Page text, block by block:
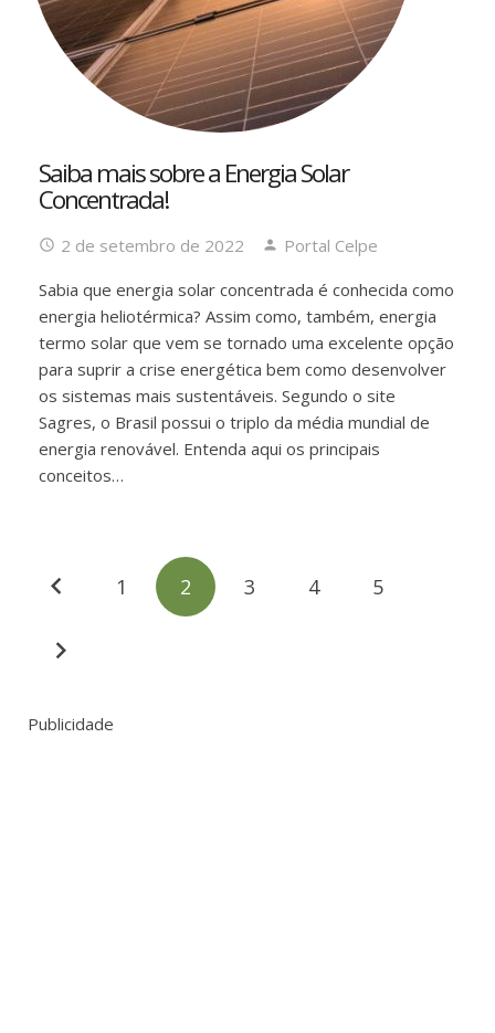
Saiba mais sobre a Energia Solar
Concentrada!
2 de setembro de 2022
Portal Celpe
Sabia que energia solar concentrada é conhecida como
energia heliotérmica? Assim como, também, energia
termo solar que vem se tornado uma excelente opção
para suprir a crise energética bem como desenvolver
os sistemas mais sustentáveis. Segundo o site
Sagres, o Brasil possui o triplo da média mundial de
energia renovável. Entenda aqui os principais
conceitos…
1 2 3 4 5
Publicidade